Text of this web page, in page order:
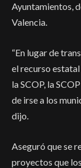
Ayuntamientos,
Valencia.
“En lugar de
el recurso
la SCOP, la
de irse a los
dijo.
Aseguró que se
proyectos que